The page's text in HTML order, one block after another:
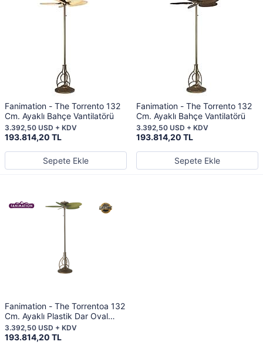
Fanimation - The Torrento 132
Cm. Ayaklı Bahçe Vantilatörü
193.814,20 TL
3.392,50 USD + KDV
Sepete Ekle
Fanimation - The Torrento 132
Cm. Ayaklı Bahçe Vantilatörü
193.814,20 TL
3.392,50 USD + KDV
Sepete Ekle
Fanimation - The Torrentoa 132
Cm. Ayaklı Plastik Dar Oval
Kanatlı Bahçe Vantilatörü
193.814,20 TL
3.392,50 USD + KDV